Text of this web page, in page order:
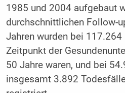
1985 und 2004 aufgebaut
durchschnittlichen Follow-
Jahren wurden bei 117.264
Zeitpunkt der
50 Jahre waren, und bei
insgesamt 3.892